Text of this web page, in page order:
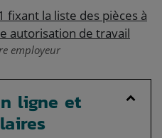
la liste des pièces à
autorisation de travail
employeur
ligne et